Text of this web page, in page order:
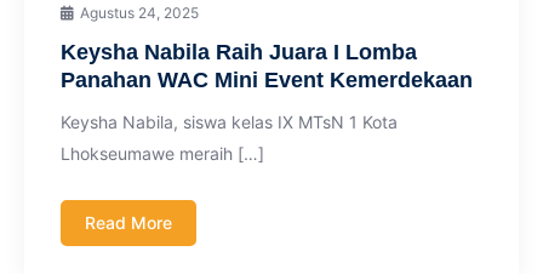
Agustus 24, 2025
Keysha Nabila Raih Juara I Lomba
Panahan WAC Mini Event Kemerdekaan
Keysha Nabila, siswa kelas IX MTsN 1 Kota
Lhokseumawe meraih […]
Read More